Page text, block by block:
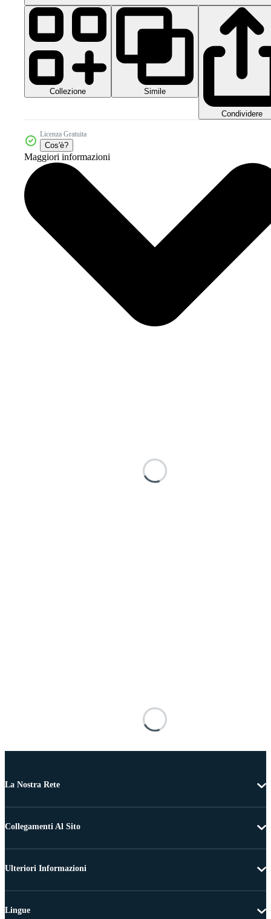
Collezione Simile
Condividere
Licenza Gratuita
Cos'è?
Maggiori informazioni
La Nostra Rete
Collegamenti Al Sito
Ulteriori Informazioni
Lingue